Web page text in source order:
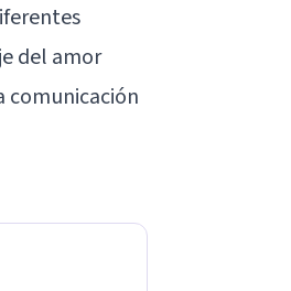
del amor
comunicación